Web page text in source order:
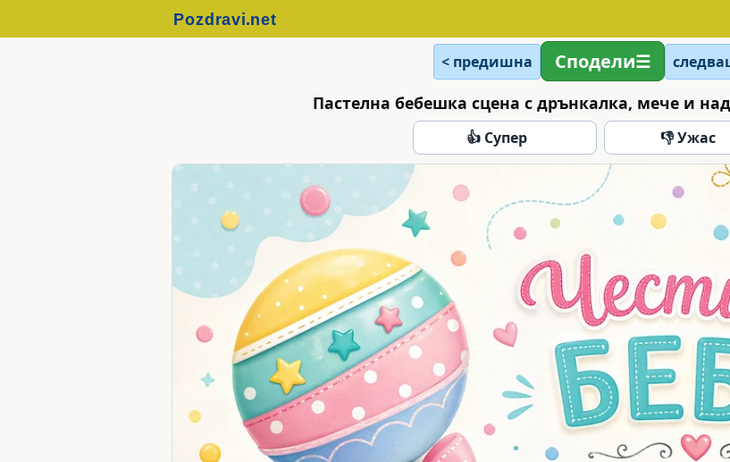
< предишна Сподели
Пастелна бебешка сцена с дрънкалка, мече и
👍 Супер 👎 Ужас